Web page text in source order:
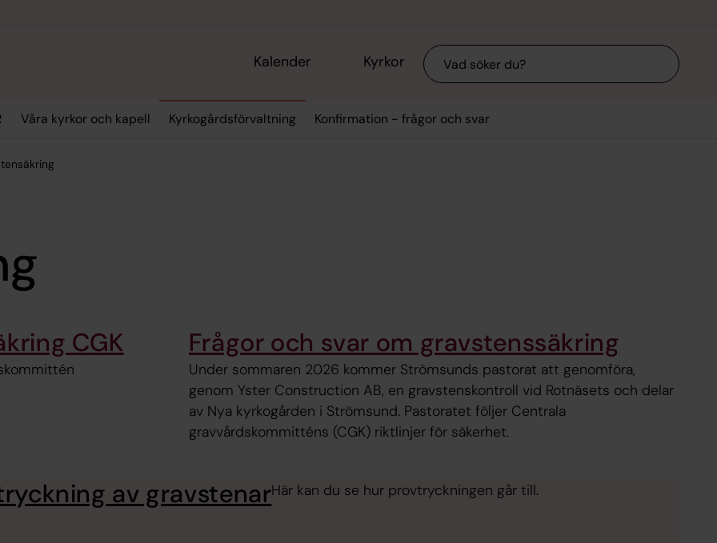
Kalender Kyrkor Sök
Våra kyrkor och kapell Kyrkogårdsförvaltning Konfirmation - frågor och svar
CGK Frågor och svar om gravstenssäkring
Under sommaren 2026 kommer Strömsunds pastorat att genomföra,
genom Yster Construction AB, en gravstenskontroll vid Rotnäsets och delar
av Nya kyrkogården i Strömsund. Pastoratet följer Centrala
gravvårdskommitténs (CGK) riktlinjer för säkerhet.
av gravstenarHär kan du se hur provtryckningen går till.